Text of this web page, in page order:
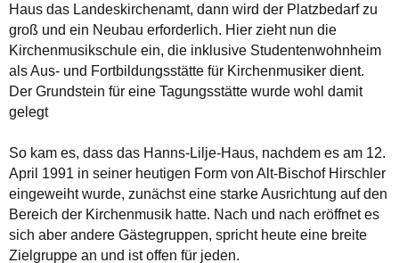
Haus das Landeskirchenamt, dann wird der Platzbedarf zu
groß und ein Neubau erforderlich. Hier zieht nun die
Kirchenmusikschule ein, die inklusive Studentenwohnheim
als Aus- und Fortbildungsstätte für Kirchenmusiker dient.
Der Grundstein für eine Tagungsstätte wurde wohl damit
gelegt
So kam es, dass das Hanns-Lilje-Haus, nachdem es am 12.
April 1991 in seiner heutigen Form von Alt-Bischof Hirschler
eingeweiht wurde, zunächst eine starke Ausrichtung auf den
Bereich der Kirchenmusik hatte. Nach und nach eröffnet es
sich aber andere Gästegruppen, spricht heute eine breite
Zielgruppe an und ist offen für jeden.